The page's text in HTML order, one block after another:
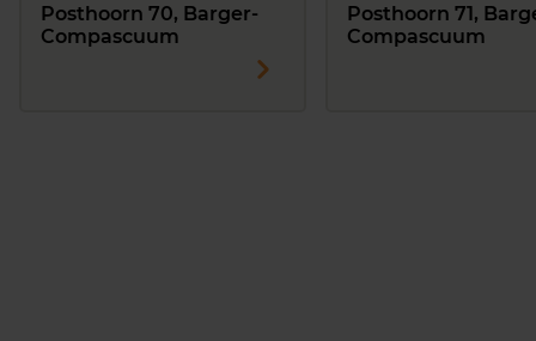
Posthoorn 70, Barger-
Compascuum
Posthoorn 71,
Compascuum